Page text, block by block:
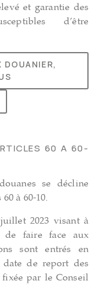
et garantie des
d’être
DOUANIER,
60 A 60-
se décline
à 60-10.
2023 visant à
de faire face aux
sont entrés en
de report des
fixée par le Conseil